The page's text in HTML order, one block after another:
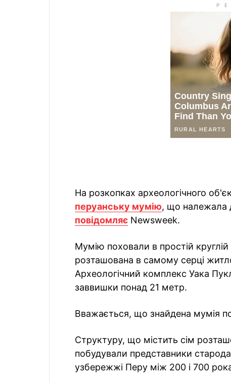
На розкопках археологічного
перуанську мумію, що належала
повідомляє Newsweek.
Мумію поховали в простій
розташована в самому серці
Археологічний комплекс Уака
заввишки понад 21 метр.
Вважається, що знайдена мумія
Структуру, що містить сім
побудували представники
узбережжі Перу між 200 і 700